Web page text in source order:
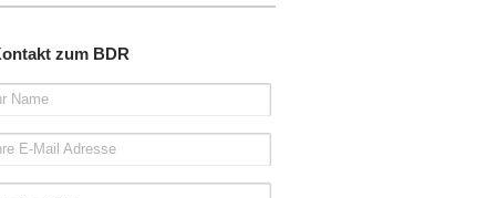
zum BDR
Name
E-Mail Adresse